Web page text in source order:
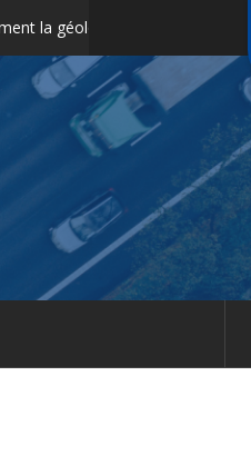
géolocalisation révolutionne la